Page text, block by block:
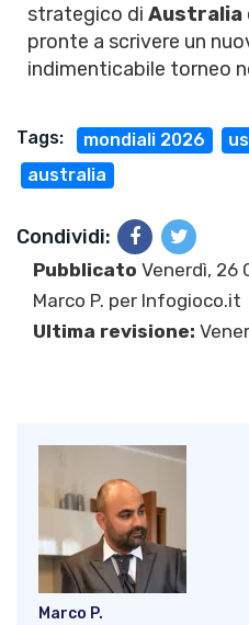
strategico di Australia
pronte a scrivere un
indimenticabile torneo
Tags: mondiali 2026
australia
Condividi:
Pubblicato Venerdì, 26
Marco P. per Infogioco.it
Ultima revisione:
Marco P.